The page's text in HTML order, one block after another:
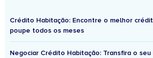
Crédito Habitação: Encontre o melhor
poupe todos os meses
Negociar Crédito Habitação: Transfira o